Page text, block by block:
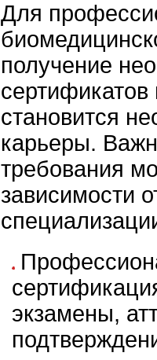
Для
получение
становится
карьеры.
требования
зависимости
экзамены,